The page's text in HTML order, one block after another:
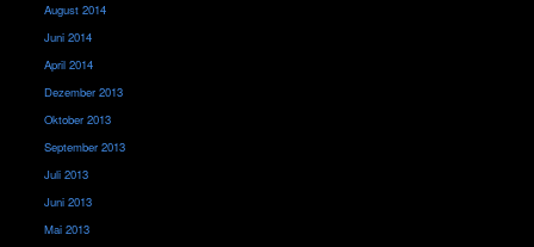
August 2014
Juni 2014
April 2014
Dezember 2013
Oktober 2013
September 2013
Juli 2013
Juni 2013
Mai 2013